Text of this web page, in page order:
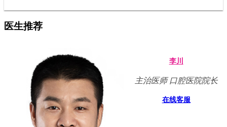
医生推荐
李川
主治医师 口腔医院院长
在线客服